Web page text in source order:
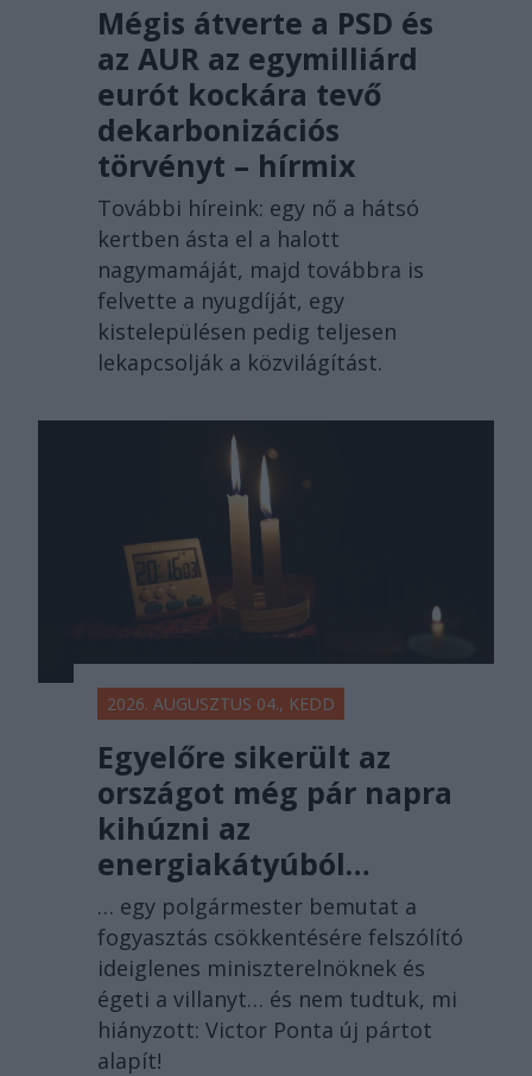
Mégis átverte a PSD és
az AUR az egymilliárd
eurót kockára tevő
dekarbonizációs
törvényt – hírmix
További híreink: egy nő a hátsó
kertben ásta el a halott
nagymamáját, majd továbbra is
felvette a nyugdíját, egy
kistelepülésen pedig teljesen
lekapcsolják a közvilágítást.
2026. AUGUSZTUS 04., KEDD
Egyelőre sikerült az
országot még pár napra
kihúzni az
energiakátyúból…
… egy polgármester bemutat a
fogyasztás csökkentésére felszólító
ideiglenes miniszterelnöknek és
égeti a villanyt… és nem tudtuk, mi
hiányzott: Victor Ponta új pártot
alapít!